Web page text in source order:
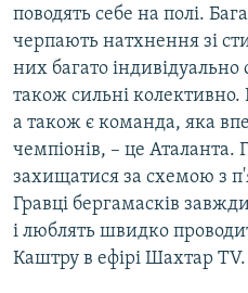
поводять себе на полі.
черпають натхнення зі
них багато індивідуально
також сильні колективно.
а також є команда, яка
чемпіонів, – це Аталанта.
захищатися за схемою з
Гравці бергамасків
і люблять швидко
Каштру в ефірі Шахтар TV.